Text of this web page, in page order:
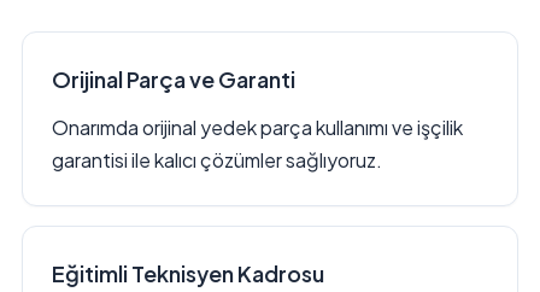
Orijinal Parça ve Garanti
Onarımda orijinal yedek parça kullanımı ve işçilik
garantisi ile kalıcı çözümler sağlıyoruz.
Eğitimli Teknisyen Kadrosu